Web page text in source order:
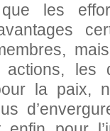
les
actions, les
la paix,